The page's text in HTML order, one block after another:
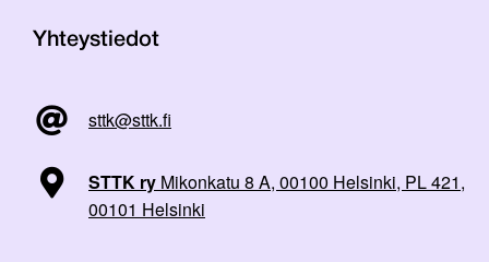
Yhteystiedot
sttk@sttk.fi
STTK ry Mikonkatu 8 A, 00100 Helsinki, PL 421,
00101 Helsinki